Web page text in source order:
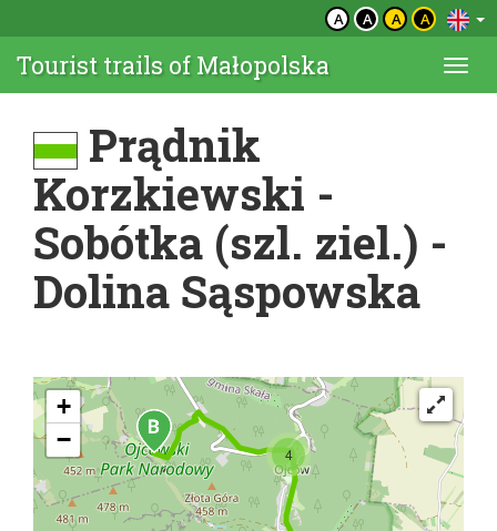
A A A A
Tourist trails of Małopolska
Prądnik
Korzkiewski -
Sobótka (szl. ziel.) -
Dolina Sąspowska
4
+
−